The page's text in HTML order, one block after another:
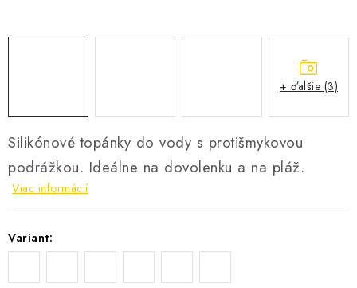
Silikónové topánky do vody s protišmykovou
podrážkou. Ideálne na dovolenku a na pláž.
Viac informácií
Variant:
+ ďalšie (3)